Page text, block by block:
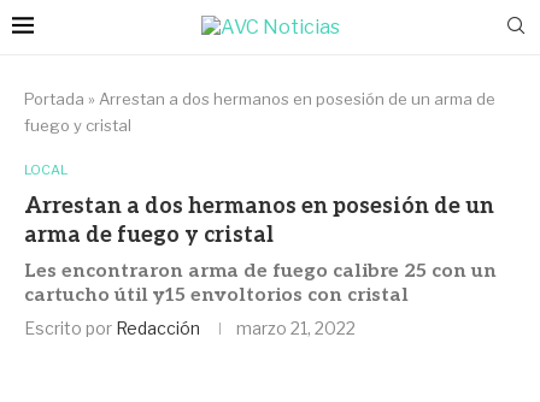
Portada » Arrestan a dos hermanos en posesión de un arma de
fuego y cristal
LOCAL
Arrestan a dos hermanos en posesión de un
arma de fuego y cristal
Les encontraron arma de fuego calibre 25 con un
cartucho útil y15 envoltorios con cristal
Escrito por Redacción marzo 21, 2022